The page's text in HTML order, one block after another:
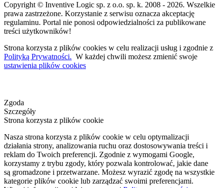
Copyright © Inventive Logic sp. z o.o. sp. k. 2008 - 2026. Wszelkie
prawa zastrzeżone. Korzystanie z serwisu oznacza akceptację
regulaminu. Portal nie ponosi odpowiedzialności za publikowane
treści użytkowników!
Strona korzysta z plików cookies w celu realizacji usług i zgodnie z
Polityką Prywatności. W każdej chwili możesz zmienić swoje
ustawienia plików cookies
Zgoda
Szczegóły
Strona korzysta z plików cookie
Nasza strona korzysta z plików cookie w celu optymalizacji
działania strony, analizowania ruchu oraz dostosowywania treści i
reklam do Twoich preferencji. Zgodnie z wymogami Google,
korzystamy z trybu zgody, który pozwala kontrolować, jakie dane
są gromadzone i przetwarzane. Możesz wyrazić zgodę na wszystkie
kategorie plików cookie lub zarządzać swoimi preferencjami.